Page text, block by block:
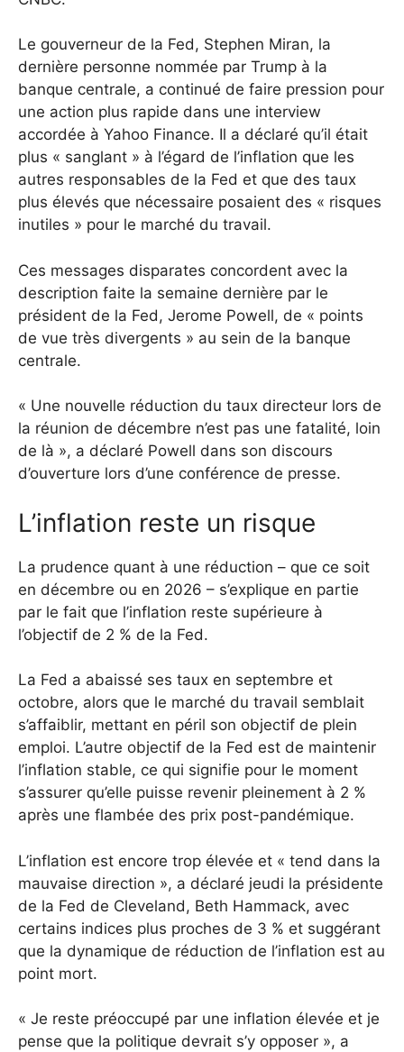
Le gouverneur de la Fed, Stephen Miran, la
dernière personne nommée par Trump à la
banque centrale, a continué de faire pression pour
une action plus rapide dans une interview
accordée à Yahoo Finance. Il a déclaré qu’il était
plus « sanglant » à l’égard de l’inflation que les
autres responsables de la Fed et que des taux
plus élevés que nécessaire posaient des « risques
inutiles » pour le marché du travail.
Ces messages disparates concordent avec la
description faite la semaine dernière par le
président de la Fed, Jerome Powell, de « points
de vue très divergents » au sein de la banque
centrale.
« Une nouvelle réduction du taux directeur lors de
la réunion de décembre n’est pas une fatalité, loin
de là », a déclaré Powell dans son discours
d’ouverture lors d’une conférence de presse.
L’inflation reste un risque
La prudence quant à une réduction – que ce soit
en décembre ou en 2026 – s’explique en partie
par le fait que l’inflation reste supérieure à
l’objectif de 2 % de la Fed.
La Fed a abaissé ses taux en septembre et
octobre, alors que le marché du travail semblait
s’affaiblir, mettant en péril son objectif de plein
emploi. L’autre objectif de la Fed est de maintenir
l’inflation stable, ce qui signifie pour le moment
s’assurer qu’elle puisse revenir pleinement à 2 %
après une flambée des prix post-pandémique.
L’inflation est encore trop élevée et « tend dans la
mauvaise direction », a déclaré jeudi la présidente
de la Fed de Cleveland, Beth Hammack, avec
certains indices plus proches de 3 % et suggérant
que la dynamique de réduction de l’inflation est au
point mort.
« Je reste préoccupé par une inflation élevée et je
pense que la politique devrait s’y opposer », a